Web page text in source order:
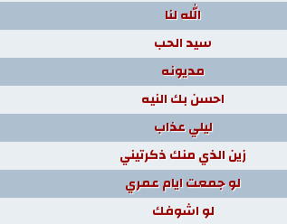
الله لنا
سيد الحب
مديونه
احسن بك النيه
ليلي عذاب
زين الذي منك ذكرتيني
لو جمعت ايام عمري
لو اشوفك